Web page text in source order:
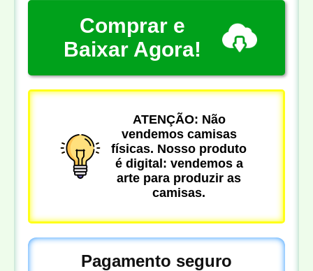
Comprar e
Baixar Agora!
ATENÇÃO: Não
vendemos camisas
físicas. Nosso produto
é digital: vendemos a
arte para produzir as
camisas.
Pagamento seguro